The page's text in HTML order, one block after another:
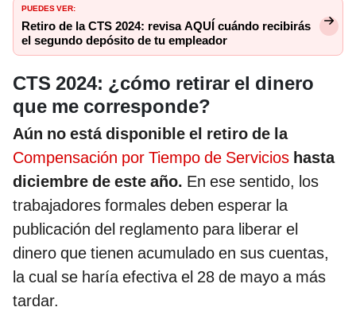
PUEDES VER:
Retiro de la CTS 2024: revisa AQUÍ cuándo recibirás
el segundo depósito de tu empleador
CTS 2024: ¿cómo retirar el dinero
que me corresponde?
Aún no está disponible el retiro de la
Compensación por Tiempo de Servicios hasta
diciembre de este año. En ese sentido, los
trabajadores formales deben esperar la
publicación del reglamento para liberar el
dinero que tienen acumulado en sus cuentas,
la cual se haría efectiva el 28 de mayo a más
tardar.